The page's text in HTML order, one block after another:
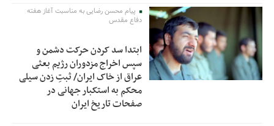
پیام محسن رضایی به مناسبت آغاز هفته
دفاع مقدس
ابتدا سد کردن حرکت دشمن و
سپس اخراج مزدوران رژیم بعثی
عراق از خاک ایران/ ثبتِ زدن سیلی
محکم به استکبار جهانی در
صفحات تاریخ ایران